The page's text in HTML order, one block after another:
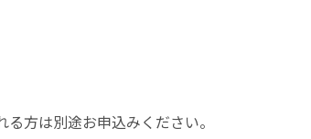
方は別途お申込みください。